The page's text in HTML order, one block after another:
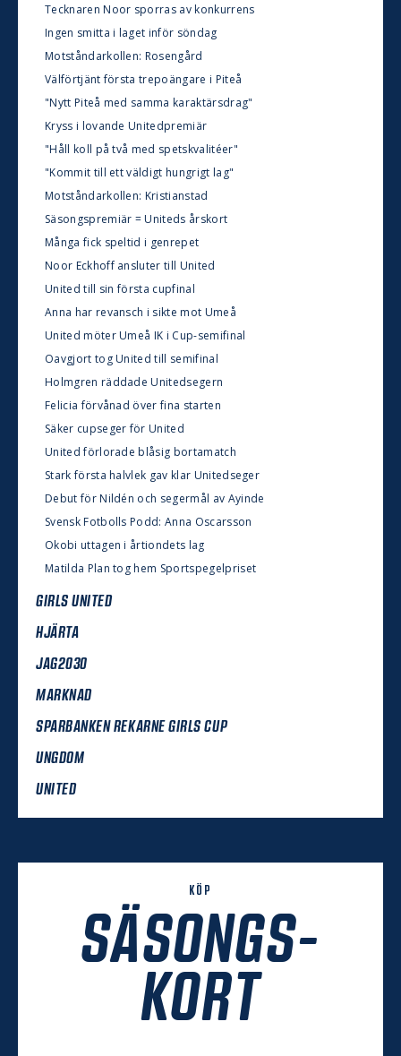
Tecknaren Noor sporras av konkurrens
Ingen smitta i laget inför söndag
Motståndarkollen: Rosengård
Välförtjänt första trepoängare i Piteå
"Nytt Piteå med samma karaktärsdrag"
Kryss i lovande Unitedpremiär
"Håll koll på två med spetskvalitéer"
"Kommit till ett väldigt hungrigt lag"
Motståndarkollen: Kristianstad
Säsongspremiär = Uniteds årskort
Många fick speltid i genrepet
Noor Eckhoff ansluter till United
United till sin första cupfinal
Anna har revansch i sikte mot Umeå
United möter Umeå IK i Cup-semifinal
Oavgjort tog United till semifinal
Holmgren räddade Unitedsegern
Felicia förvånad över fina starten
Säker cupseger för United
United förlorade blåsig bortamatch
Stark första halvlek gav klar Unitedseger
Debut för Nildén och segermål av Ayinde
Svensk Fotbolls Podd: Anna Oscarsson
Okobi uttagen i årtiondets lag
Matilda Plan tog hem Sportspegelpriset
GIRLS UNITED
HJÄRTA
JAG2030
MARKNAD
SPARBANKEN REKARNE GIRLS CUP
UNGDOM
UNITED
KÖP
SÄSONGS-
KORT